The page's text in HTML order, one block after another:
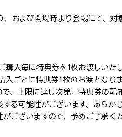
および開場時より会場にて、対
入毎に特典券を1枚お渡しいたし
ごとに特典券1枚のお渡となりま
、上限に達し次第、特典券の配
る可能性がございます、あらか
ございますので、予めご了承くだ